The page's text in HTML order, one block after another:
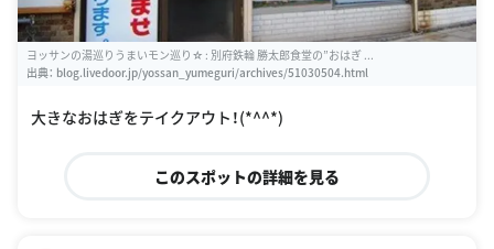
ヨッサンの湯巡りうまいモン巡り☆ : 別府鉄輪 勝太郎食堂の”おはぎ ...
出典： blog.livedoor.jp/yossan_yumeguri/archives/51030504.html
大きなおはぎをテイクアウト！(*^^*)
このスポットの詳細を見る